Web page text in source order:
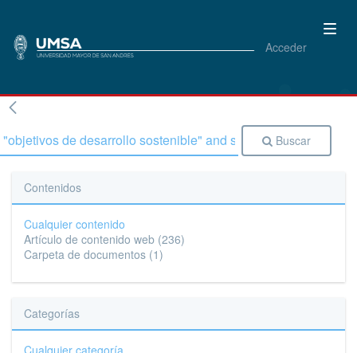
Acceder
Buscar
Contenidos
Cualquier contenido
Artículo de contenido web (236)
Carpeta de documentos (1)
Categorías
Cualquier categoría